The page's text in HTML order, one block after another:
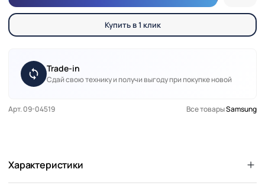
Купить в 1 клик
Trade-in
Сдай свою технику и получи выгоду при покупке новой
Арт. 09-04519 Все товарыSamsung
Характеристики